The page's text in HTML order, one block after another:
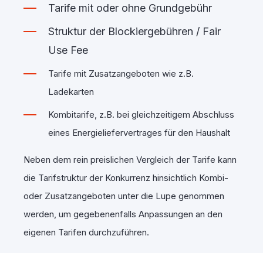
Tarife mit oder ohne Grundgebühr
Struktur der Blockiergebühren / Fair
Use Fee
Tarife mit Zusatzangeboten wie z.B.
Ladekarten
Kombitarife, z.B. bei gleichzeitigem Abschluss
eines Energieliefervertrages für den Haushalt
Neben dem rein preislichen Vergleich der Tarife kann
die Tarifstruktur der Konkurrenz hinsichtlich Kombi-
oder Zusatzangeboten unter die Lupe genommen
werden, um gegebenenfalls Anpassungen an den
eigenen Tarifen durchzuführen.